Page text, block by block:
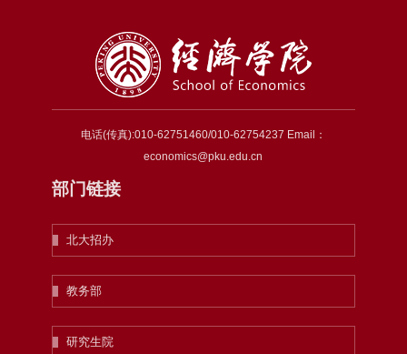
电话(传真):010-62751460/010-62754237 Email：
economics@pku.edu.cn
部门链接
北大招办
教务部
研究生院